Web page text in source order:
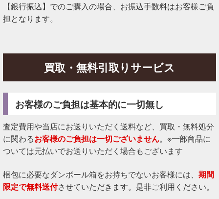
【銀行振込】でのご購入の場合、お振込手数料はお客様ご負
担となります。
買取・無料引取りサービス
お客様のご負担は基本的に一切無し
査定費用や当店にお送りいただく送料など、買取・無料処分
に関わるお客様のご負担は一切ございません。※一部商品に
ついては元払いでお送りいただく場合もございます
梱包に必要なダンボール箱をお持ちでないお客様には、 期間
限定で無料送付させていただきます。是非ご利用ください。